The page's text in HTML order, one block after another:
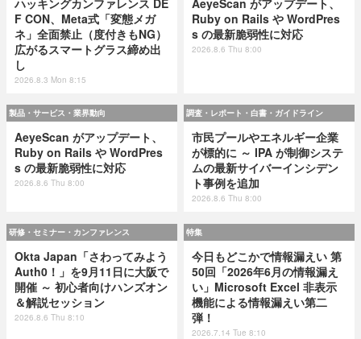
F CON、Meta式「変態メガ
ネ」全面禁止（度付きもNG）
広がるスマートグラス締め出
し
2026.8.3 Mon 8:15
Ruby on Rails や WordPres
s の最新脆弱性に対応
2026.8.6 Thu 8:00
製品・サービス・業界動向
AeyeScan がアップデート、
Ruby on Rails や WordPres
s の最新脆弱性に対応
2026.8.6 Thu 8:00
調査・レポート・白書・ガイドライン
市民プールやエネルギー企業
が標的に ～ IPA が制御システ
ムの最新サイバーインシデン
ト事例を追加
2026.8.6 Thu 8:00
研修・セミナー・カンファレンス
Okta Japan「さわってみよう
Auth0！」を9月11日に大阪で
開催 ～ 初心者向けハンズオン
＆解説セッション
2026.8.6 Thu 8:10
特集
今日もどこかで情報漏えい 第
50回「2026年6月の情報漏え
い」Microsoft Excel 非表示
機能による情報漏えい第二
弾！
2026.7.14 Tue 8:10